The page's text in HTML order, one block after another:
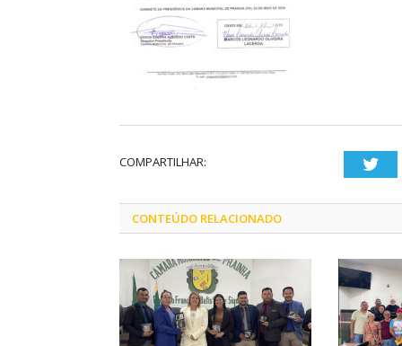
COMPARTILHAR:
CONTEÚDO RELACIONADO